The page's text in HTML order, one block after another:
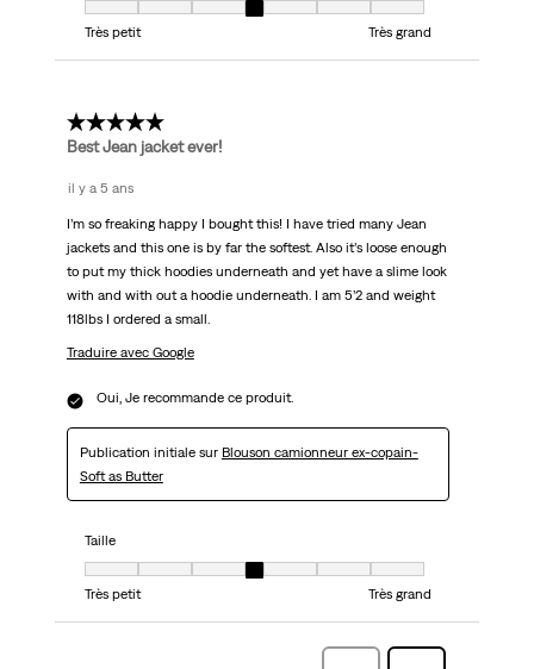
Taille, 4 sur 7, où 1 est égal à Très petit et 7 est égal à Très grand
Très petit
Très grand
5 étoile(s) sur 5.
Best Jean jacket ever!
il y a 5 ans
I’m so freaking happy I bought this! I have tried many Jean
jackets and this one is by far the softest. Also it’s loose enough
to put my thick hoodies underneath and yet have a slime look
with and with out a hoodie underneath. I am 5’2 and weight
118lbs I ordered a small.
Traduire avec Google
Oui, Je recommande ce produit.
Publication initiale sur Blouson camionneur ex-copain-
Soft as Butter
Taille
Taille, 4 sur 7, où 1 est égal à Très petit et 7 est égal à Très grand
Très petit
Très grand